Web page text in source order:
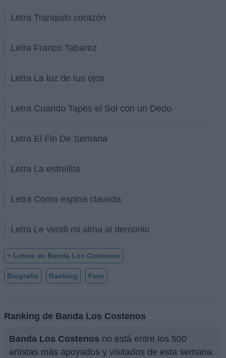
Letra Tranquilo corazón
Letra Franco Tabarez
Letra La luz de tus ojos
Letra Cuando Tapes el Sol con un Dedo
Letra El Fin De Semana
Letra La estrellita
Letra Como espina clavada
Letra Le vendi mi alma al demonio
+ Letras de Banda Los Costenos
Biografía Ranking Foro
Ranking de Banda Los Costenos
Banda Los Costenos no está entre los 500
artistas más apoyados y visitados de esta semana.